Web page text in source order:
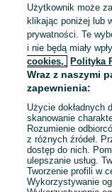
Zatrudnie
5 000 - 6 500 zł /
Tomaszów
Pełny etat
Inny
Doświadczenie
Pracownicy z
(Zapraszamy
не
Odświeżono dnia 06
Użytkownik może
klikając poniżej lub
prywatności. Te
i nie będą miały
cookies,
Polityka
Wraz z naszymi
zapewnienia:
Użycie dokładnych
skanowanie
Rozumienie
z różnych źródeł.
dostęp do nich.
ulepszanie usług.
Tworzenie profili w
Wykorzystywanie